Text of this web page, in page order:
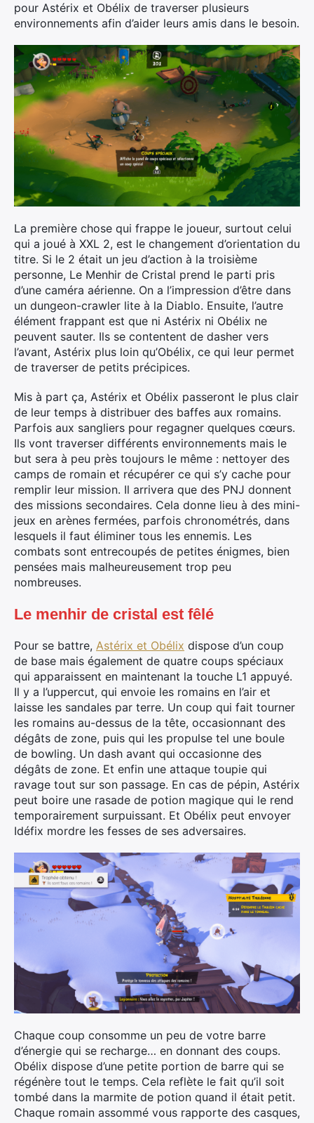
pour Astérix et Obélix de traverser plusieurs
environnements afin d’aider leurs amis dans le besoin.
La première chose qui frappe le joueur, surtout celui
qui a joué à XXL 2, est le changement d’orientation du
titre. Si le 2 était un jeu d’action à la troisième
personne, Le Menhir de Cristal prend le parti pris
d’une caméra aérienne. On a l’impression d’être dans
un dungeon-crawler lite à la Diablo. Ensuite, l’autre
élément frappant est que ni Astérix ni Obélix ne
peuvent sauter. Ils se contentent de dasher vers
l’avant, Astérix plus loin qu’Obélix, ce qui leur permet
de traverser de petits précipices.
Mis à part ça, Astérix et Obélix passeront le plus clair
de leur temps à distribuer des baffes aux romains.
Parfois aux sangliers pour regagner quelques cœurs.
Ils vont traverser différents environnements mais le
but sera à peu près toujours le même : nettoyer des
camps de romain et récupérer ce qui s’y cache pour
remplir leur mission. Il arrivera que des PNJ donnent
des missions secondaires. Cela donne lieu à des mini-
jeux en arènes fermées, parfois chronométrés, dans
lesquels il faut éliminer tous les ennemis. Les
combats sont entrecoupés de petites énigmes, bien
pensées mais malheureusement trop peu
nombreuses.
Le menhir de cristal est fêlé
Pour se battre, Astérix et Obélix dispose d’un coup
de base mais également de quatre coups spéciaux
qui apparaissent en maintenant la touche L1 appuyé.
Il y a l’uppercut, qui envoie les romains en l’air et
laisse les sandales par terre. Un coup qui fait tourner
les romains au-dessus de la tête, occasionnant des
dégâts de zone, puis qui les propulse tel une boule
de bowling. Un dash avant qui occasionne des
dégâts de zone. Et enfin une attaque toupie qui
ravage tout sur son passage. En cas de pépin, Astérix
peut boire une rasade de potion magique qui le rend
temporairement surpuissant. Et Obélix peut envoyer
Idéfix mordre les fesses de ses adversaires.
Chaque coup consomme un peu de votre barre
d’énergie qui se recharge… en donnant des coups.
Obélix dispose d’une petite portion de barre qui se
régénère tout le temps. Cela reflète le fait qu’il soit
tombé dans la marmite de potion quand il était petit.
Chaque romain assommé vous rapporte des casques,